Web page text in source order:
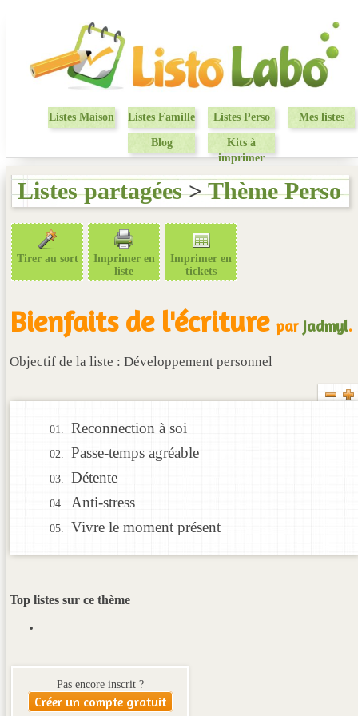
Listes Maison Listes Famille Listes Perso Mes listes
Blog
Kits à
imprimer
Listes partagées>Thème Perso
Tirer au sort
Imprimer en
liste
Imprimer en
tickets
Bienfaits de l'écriture par Jadmyl.
Objectif de la liste : Développement personnel
Reconnection à soi
Passe-temps agréable
Détente
Anti-stress
Vivre le moment présent
Top listes sur ce thème
Pas encore inscrit ?
Créer un compte gratuit